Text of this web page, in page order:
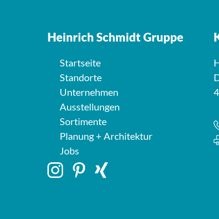
Heinrich Schmidt Gruppe
Startseite
Standorte
Unternehmen
Ausstellungen
Sortimente
Planung + Architektur
Jobs